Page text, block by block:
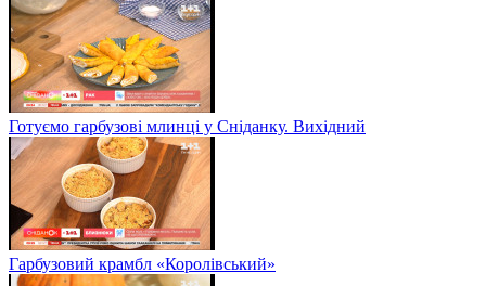
Готуємо гарбузові млинці у Сніданку. Вихідний
Гарбузовий крамбл «Королівський»